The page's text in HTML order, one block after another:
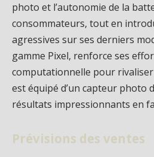
photo et l’autonomie de la
consommateurs, tout en
agressives sur ses derniers
gamme Pixel, renforce ses
computationnelle pour rivaliser
est équipé d’un capteur photo
résultats impressionnants en
Prévisions des ventes